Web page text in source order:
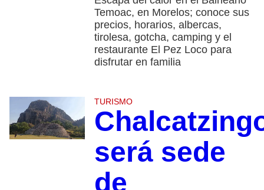
Temoac, en Morelos; conoce sus
precios, horarios, albercas,
tirolesa, gotcha, camping y el
restaurante El Pez Loco para
disfrutar en familia
TURISMO
será sede
de